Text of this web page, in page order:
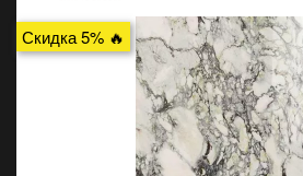
Скидка 5% 🔥